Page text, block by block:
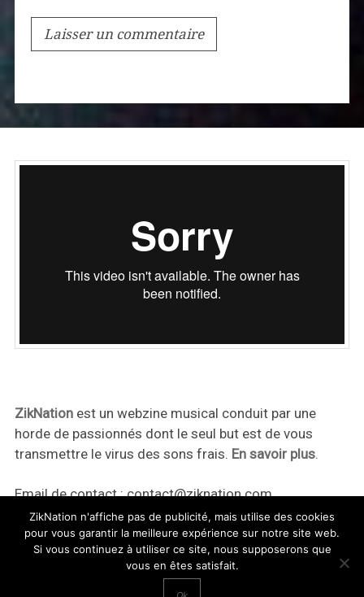
ZikNationest un webzine musical conduit par une
horde de passionnés dont le seul but est de vous
transmettre le virus des sons frais. En savoir plus.
Email de contact :contact@ziknation.com
ZikNation n'affiche pas de publicité, mais utilise des cookies
pour vous garantir la meilleure expérience sur notre site web.
Si vous continuez à utiliser ce site, nous supposerons que
vous en êtes satisfait.